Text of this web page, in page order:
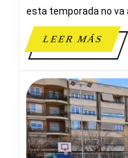
esta temporada no va
LEER MÁS
MÁS